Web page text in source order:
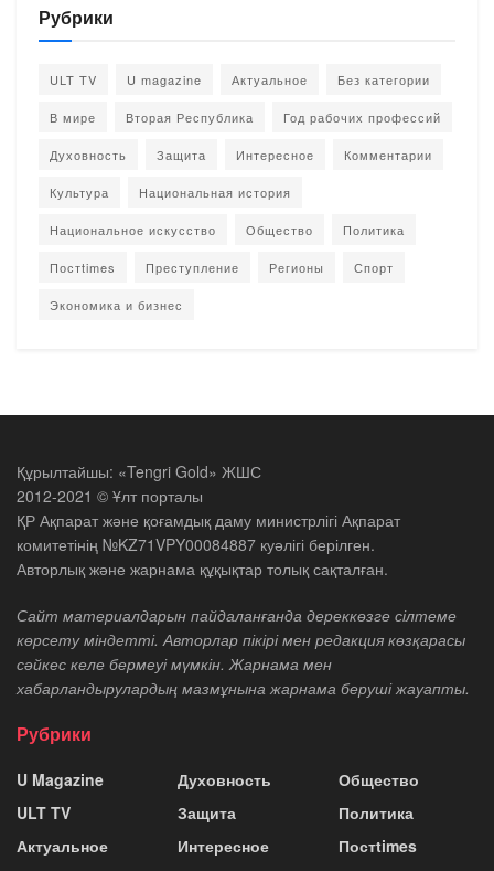
Рубрики
ULT TV U magazine Актуальное Без категории
В мире Вторая Республика Год рабочих профессий
Духовность Защита Интересное Комментарии
Культура Национальная история
Национальное искусство Общество Политика
Постtimes Преступление Регионы Спорт
Экономика и бизнес
Құрылтайшы: «Tengri Gold» ЖШС
2012-2021 © Ұлт порталы
ҚР Ақпарат және қоғамдық даму министрлігі Ақпарат
комитетінің №KZ71VPY00084887 куәлігі берілген.
Авторлық және жарнама құқықтар толық сақталған.
Сайт материалдарын пайдаланғанда дереккөзге сілтеме
көрсету міндетті. Авторлар пікірі мен редакция көзқарасы
сәйкес келе бермеуі мүмкін. Жарнама мен
хабарландырулардың мазмұнына жарнама беруші жауапты.
Рубрики
U Magazine
ULT TV
Актуальное
Духовность
Защита
Интересное
Общество
Политика
Постtimes